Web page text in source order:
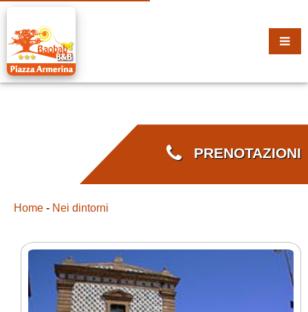
PRENOTAZIONI
Home - Nei dintorni